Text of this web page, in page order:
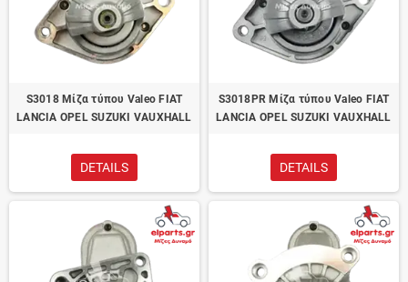
S3018 Μίζα τύπου Valeo FIAT
LANCIA OPEL SUZUKI VAUXHALL
DETAILS
S3018PR Μίζα τύπου Valeo FIAT
LANCIA OPEL SUZUKI VAUXHALL
DETAILS